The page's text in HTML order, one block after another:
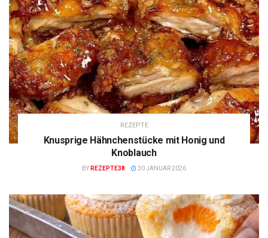
REZEPTE
Knusprige Hähnchenstücke mit Honig und
Knoblauch
BY REZEPTE38 30 JANUAR 2026